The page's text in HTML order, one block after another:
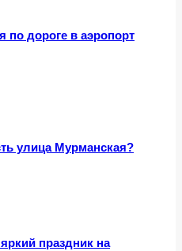
дороге в аэропорт
улица Мурманская?
праздник на